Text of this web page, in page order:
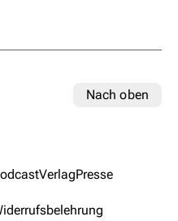
Nach oben
VerlagPresse